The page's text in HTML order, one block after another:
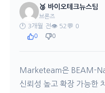
🥉 바이오테크뉴스팀
브론즈
🕐 3개월 전👁️ 52 💬 0
0 0
Marketeam은 BEAM-
신뢰성 높고 확장 가능한